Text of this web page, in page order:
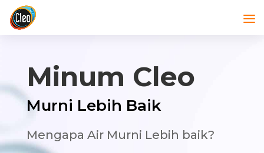
Minum Cleo
Murni Lebih Baik
Mengapa Air Murni Lebih baik?